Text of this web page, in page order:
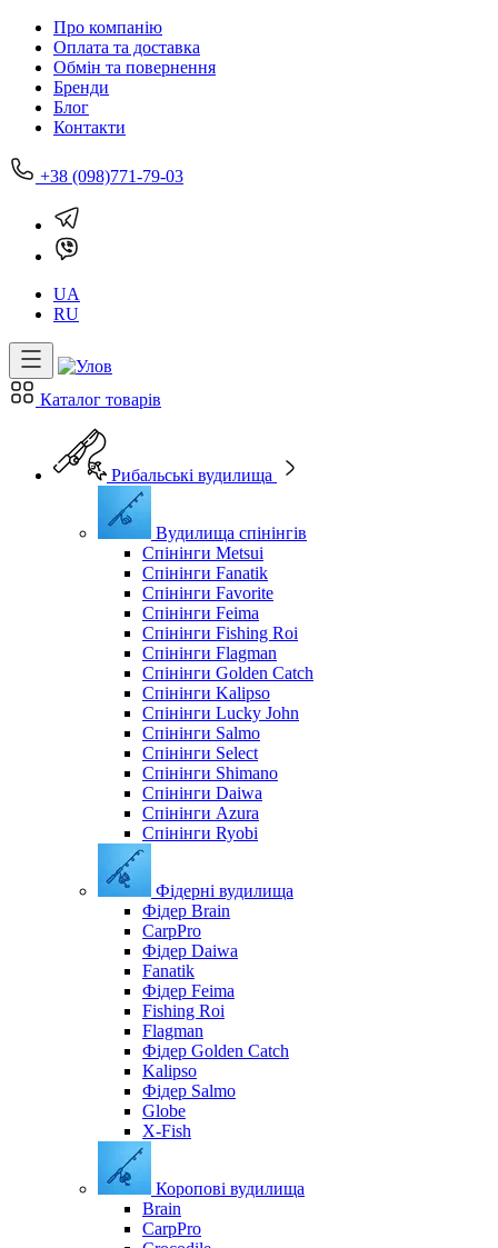
Про компанію
Оплата та доставка
Обмін та повернення
Бренди
Блог
Контакти
+38 (098)771-79-03
UA
RU
Каталог товарів
Рибальські вудилища
Вудилища спінінгів
Спінінги Metsui
Спінінги Fanatik
Спінінги Favorite
Спінінги Feima
Спінінги Fishing Roi
Спінінги Flagman
Спінінги Golden Catch
Спінінги Kalipso
Спінінги Lucky John
Спінінги Salmo
Спінінги Select
Спінінги Shimano
Спінінги Daiwa
Спінінги Azura
Спінінги Ryobi
Фідерні вудилища
Фідер Brain
CarpPro
Фідер Daiwa
Fanatik
Фідер Feima
Fishing Roi
Flagman
Фідер Golden Catch
Kalipso
Фідер Salmo
Globe
X-Fish
Коропові вудилища
Brain
CarpPro